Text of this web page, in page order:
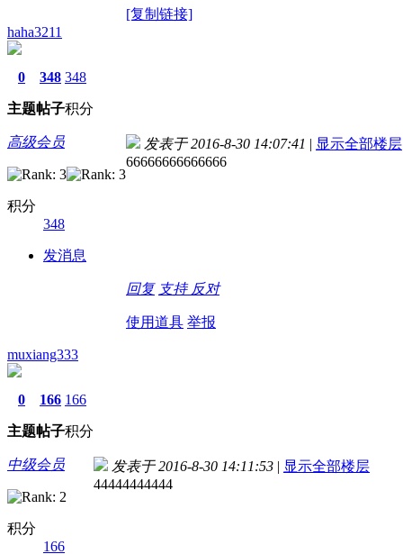
[复制链接]
haha3211
0
主题
348
帖子
348
积分
高级会员
积分
348
发消息
发表于 2016-8-30 14:07:41 | 显示全部楼层
66666666666666
回复 支持 反对
使用道具 举报
muxiang333
0
主题
166
帖子
166
积分
中级会员
积分
166
发表于 2016-8-30 14:11:53 | 显示全部楼层
44444444444